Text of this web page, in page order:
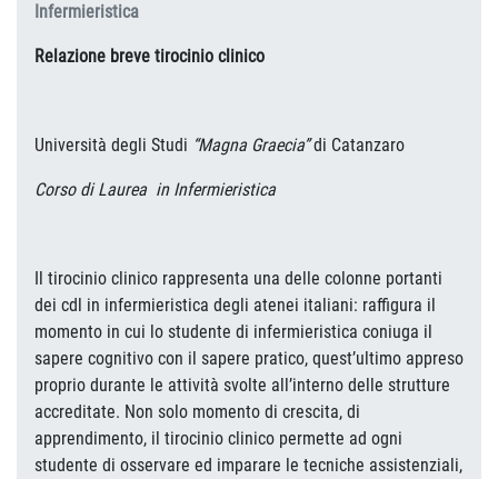
Infermieristica
Relazione breve tirocinio clinico
Università degli Studi “Magna Graecia”di Catanzaro
Corso di Laurea in Infermieristica
Il tirocinio clinico rappresenta una delle colonne portanti
dei cdl in infermieristica degli atenei italiani: raffigura il
momento in cui lo studente di infermieristica coniuga il
sapere cognitivo con il sapere pratico, quest’ultimo appreso
proprio durante le attività svolte all’interno delle strutture
accreditate. Non solo momento di crescita, di
apprendimento, il tirocinio clinico permette ad ogni
studente di osservare ed imparare le tecniche assistenziali,